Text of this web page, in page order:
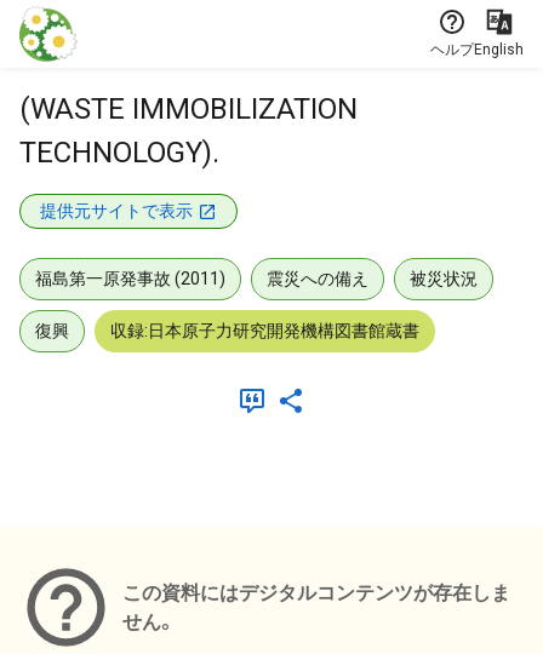
本文に飛ぶ
ヘルプEnglish
(WASTE IMMOBILIZATION
TECHNOLOGY).
提供元サイトで表示
福島第一原発事故 (2011) 震災への備え 被災状況
復興 収録:日本原子力研究開発機構図書館蔵書
この資料にはデジタルコンテンツが存在しま
せん。